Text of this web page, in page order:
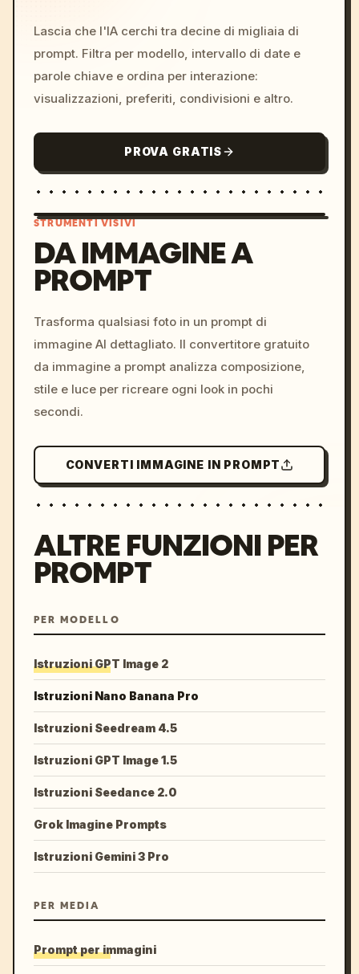
Lascia che l'IA cerchi tra decine di migliaia di
prompt. Filtra per modello, intervallo di date e
parole chiave e ordina per interazione:
visualizzazioni, preferiti, condivisioni e altro.
PROVA GRATIS
colors, 8k --v 6.0
STRUMENTI VISIVI
DA IMMAGINE A
PROMPT
Trasforma qualsiasi foto in un prompt di
immagine AI dettagliato. Il convertitore gratuito
da immagine a prompt analizza composizione,
stile e luce per ricreare ogni look in pochi
secondi.
CONVERTI IMMAGINE IN PROMPT
ALTRE FUNZIONI PER
PROMPT
PER MODELLO
Istruzioni GPT Image 2
Istruzioni Nano Banana Pro
Istruzioni Seedream 4.5
Istruzioni GPT Image 1.5
Istruzioni Seedance 2.0
Grok Imagine Prompts
Istruzioni Gemini 3 Pro
PER MEDIA
Prompt per immagini